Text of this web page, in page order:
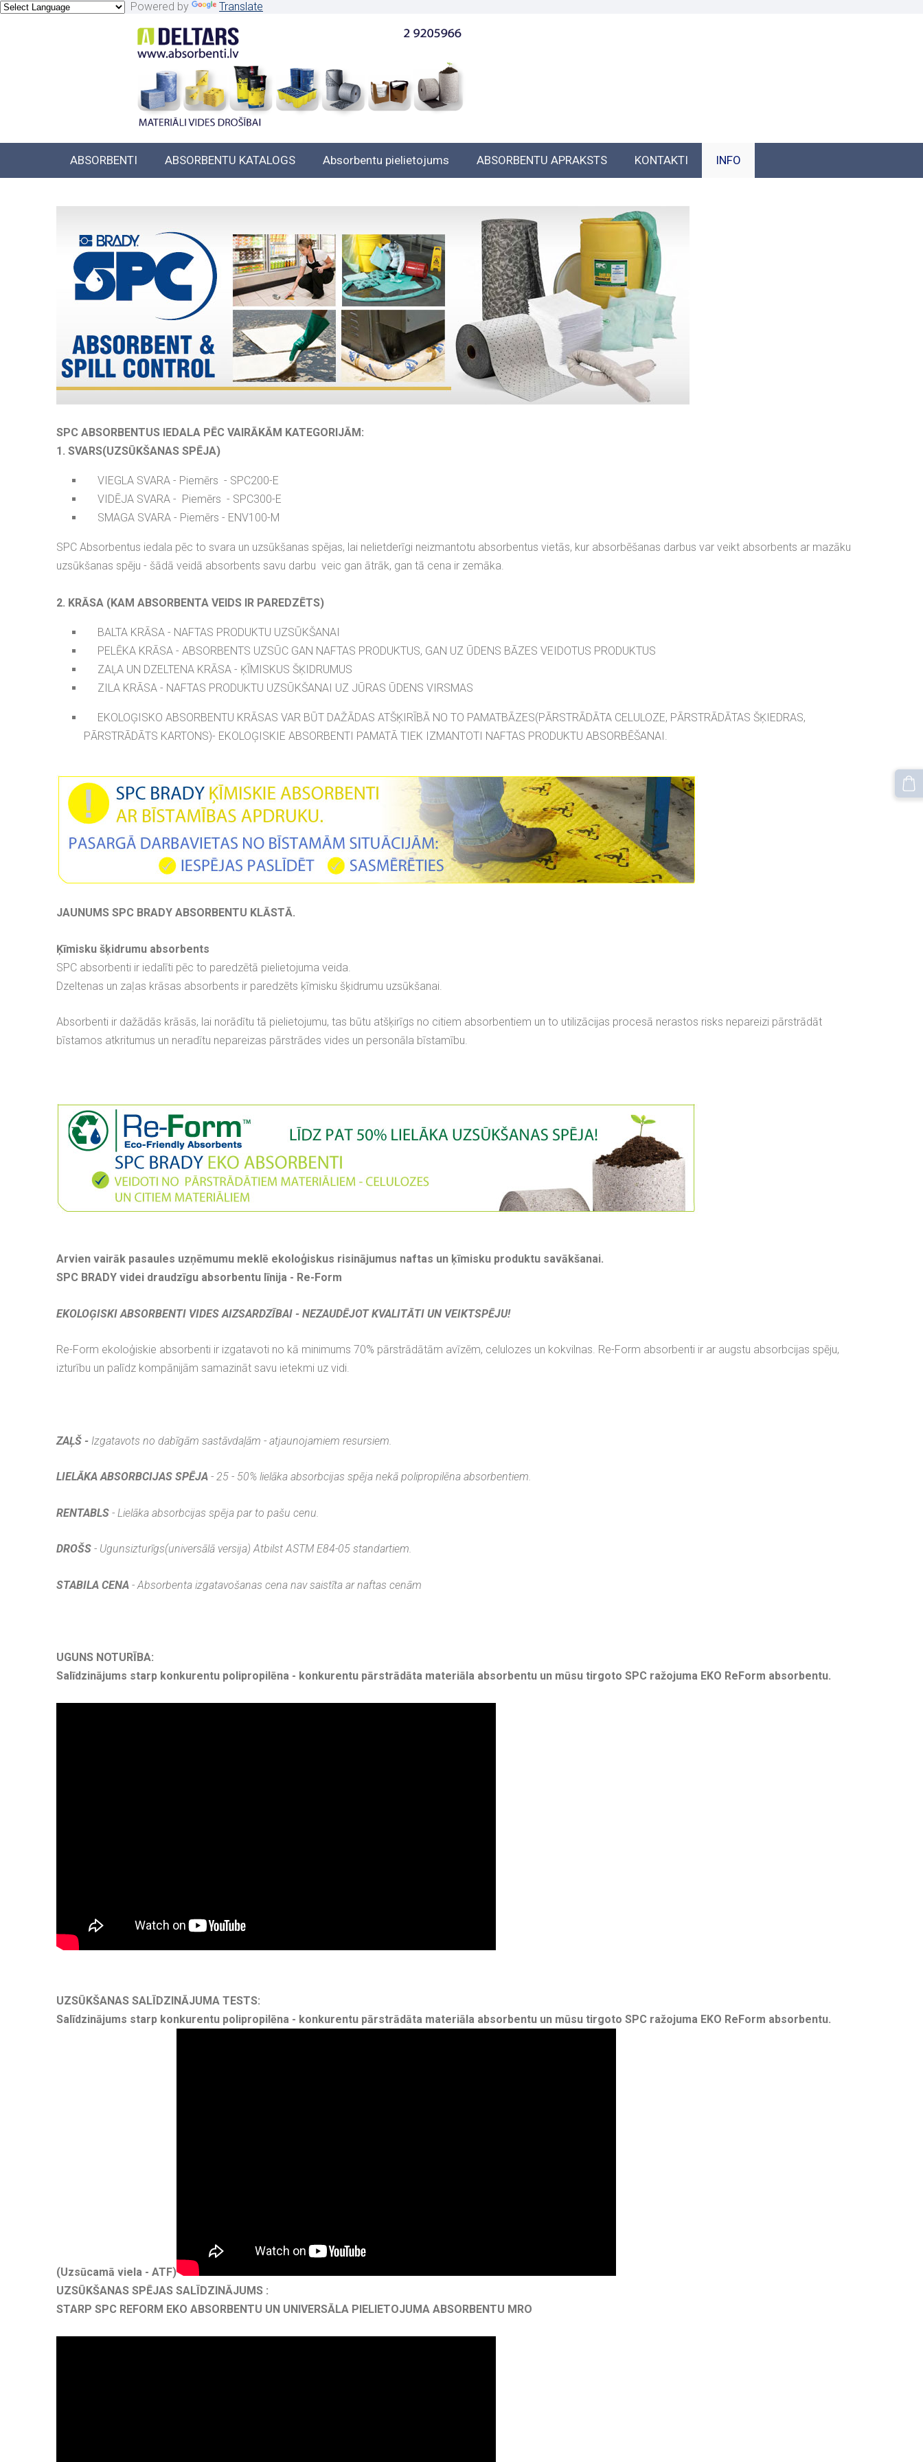
Powered by Translate
ABSORBENTI ABSORBENTU KATALOGS Absorbentu pielietojums ABSORBENTU APRAKSTS KONTAKTI INFO
SPC ABSORBENTUS IEDALA PĒC VAIRĀKĀM KATEGORIJĀM:
1. SVARS(UZSŪKŠANAS SPĒJA)
VIEGLA SVARA - Piemērs - SPC200-E
VIDĒJA SVARA - Piemērs - SPC300-E
SMAGA SVARA - Piemērs - ENV100-M
SPC Absorbentus iedala pēc to svara un uzsūkšanas spējas, lai nelietderīgi neizmantotu absorbentus vietās, kur absorbēšanas darbus var veikt absorbents ar mazāku
uzsūkšanas spēju - šādā veidā absorbents savu darbu veic gan ātrāk, gan tā cena ir zemāka.
2. KRĀSA (KAM ABSORBENTA VEIDS IR PAREDZĒTS)
BALTA KRĀSA - NAFTAS PRODUKTU UZSŪKŠANAI
PELĒKA KRĀSA - ABSORBENTS UZSŪC GAN NAFTAS PRODUKTUS, GAN UZ ŪDENS BĀZES VEIDOTUS PRODUKTUS
ZAĻA UN DZELTENA KRĀSA - ĶĪMISKUS ŠĶIDRUMUS
ZILA KRĀSA - NAFTAS PRODUKTU UZSŪKŠANAI UZ JŪRAS ŪDENS VIRSMAS
EKOLOĢISKO ABSORBENTU KRĀSAS VAR BŪT DAŽĀDAS ATŠĶIRĪBĀ NO TO PAMATBĀZES(PĀRSTRĀDĀTA CELULOZE, PĀRSTRĀDĀTAS ŠĶIEDRAS,
PĀRSTRĀDĀTS KARTONS)- EKOLOĢISKIE ABSORBENTI PAMATĀ TIEK IZMANTOTI NAFTAS PRODUKTU ABSORBĒŠANAI.
JAUNUMS SPC BRADY ABSORBENTU KLĀSTĀ.
Ķīmisku šķidrumu absorbents
SPC absorbenti ir iedalīti pēc to paredzētā pielietojuma veida.
Dzeltenas un zaļas krāsas absorbents ir paredzēts ķīmisku šķidrumu uzsūkšanai.
Absorbenti ir dažādās krāsās, lai norādītu tā pielietojumu, tas būtu atšķirīgs no citiem absorbentiem un to utilizācijas procesā nerastos risks nepareizi pārstrādāt
bīstamos atkritumus un neradītu nepareizas pārstrādes vides un personāla bīstamību.
Arvien vairāk pasaules uzņēmumu meklē ekoloģiskus risinājumus naftas un ķīmisku produktu savākšanai.
SPC BRADY videi draudzīgu absorbentu līnija - Re-Form
EKOLOĢISKI ABSORBENTI VIDES AIZSARDZĪBAI - NEZAUDĒJOT KVALITĀTI UN VEIKTSPĒJU!
Re-Form ekoloģiskie absorbenti ir izgatavoti no kā minimums 70% pārstrādātām avīzēm, celulozes un kokvilnas. Re-Form absorbenti ir ar augstu absorbcijas spēju,
izturību un palīdz kompānijām samazināt savu ietekmi uz vidi.
ZAĻŠ - Izgatavots no dabīgām sastāvdaļām - atjaunojamiem resursiem.
LIELĀKA ABSORBCIJAS SPĒJA - 25 - 50% lielāka absorbcijas spēja nekā polipropilēna absorbentiem.
RENTABLS - Lielāka absorbcijas spēja par to pašu cenu.
DROŠS - Ugunsizturīgs(universālā versija) Atbilst ASTM E84-05 standartiem.
STABILA CENA - Absorbenta izgatavošanas cena nav saistīta ar naftas cenām
UGUNS NOTURĪBA:
Salīdzinājums starp konkurentu polipropilēna - konkurentu pārstrādāta materiāla absorbentu un mūsu tirgoto SPC ražojuma EKO ReForm absorbentu.
UZSŪKŠANAS SALĪDZINĀJUMA TESTS:
Salīdzinājums starp konkurentu polipropilēna - konkurentu pārstrādāta materiāla absorbentu un mūsu tirgoto SPC ražojuma EKO ReForm absorbentu.
(Uzsūcamā viela - ATF)
UZSŪKŠANAS SPĒJAS SALĪDZINĀJUMS :
STARP SPC REFORM EKO ABSORBENTU UN UNIVERSĀLA PIELIETOJUMA ABSORBENTU MRO